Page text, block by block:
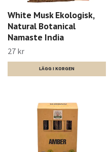
White Musk Ekologisk,
Natural Botanical
Namaste India
27 kr